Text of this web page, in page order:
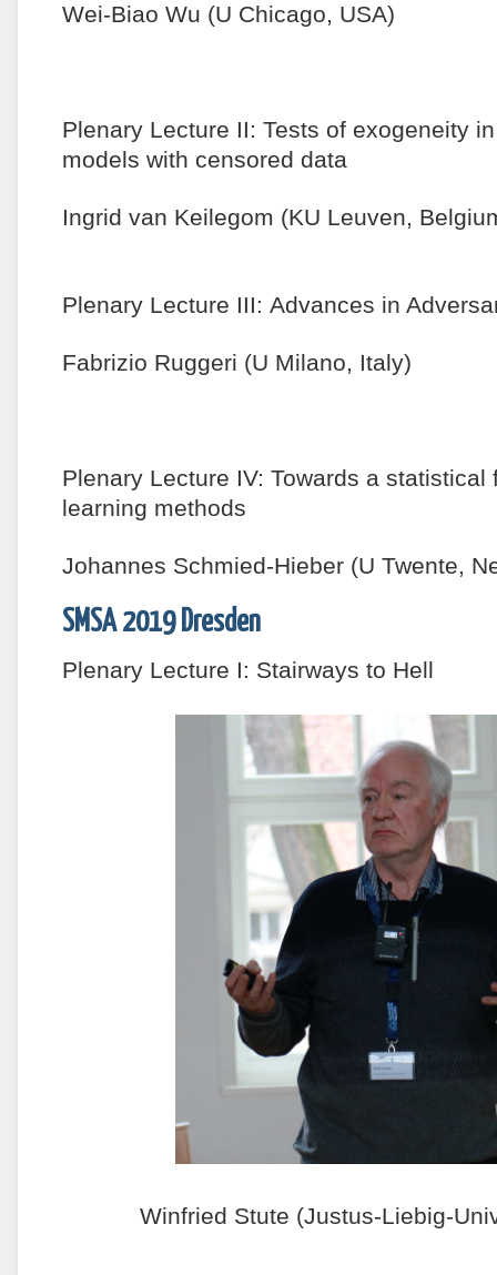
Wei-Biao Wu (U Chicago, USA)
Plenary Lecture II: Tests of exogeneity
models with censored data
Ingrid van Keilegom (KU Leuven,
Plenary Lecture III: Advances in
Fabrizio Ruggeri (U Milano, Italy)
Plenary Lecture IV: Towards a
learning methods
Johannes Schmied-Hieber (U Twente,
SMSA 2019 Dresden
Plenary Lecture I: Stairways to Hell
Winfried Stute (Justus-Liebig-